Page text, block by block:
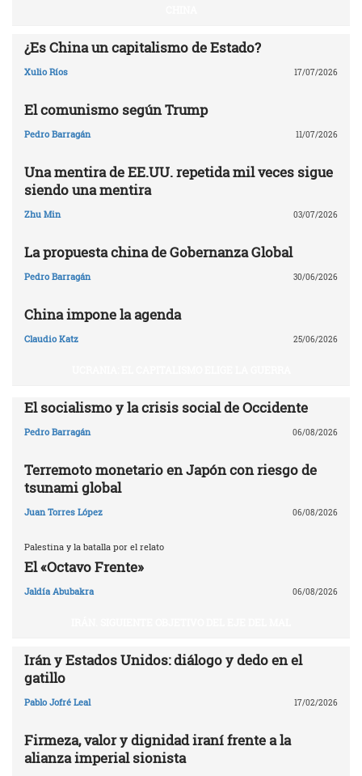
¿Es China un capitalismo de Estado?
Xulio Ríos 17/07/2026
El comunismo según Trump
Pedro Barragán 11/07/2026
Una mentira de EE.UU. repetida mil veces sigue
siendo una mentira
Zhu Min 03/07/2026
La propuesta china de Gobernanza Global
Pedro Barragán 30/06/2026
China impone la agenda
Claudio Katz 25/06/2026
El socialismo y la crisis social de Occidente
Pedro Barragán 06/08/2026
Terremoto monetario en Japón con riesgo de
tsunami global
Juan Torres López 06/08/2026
Palestina y la batalla por el relato
El «Octavo Frente»
Jaldía Abubakra 06/08/2026
Irán y Estados Unidos: diálogo y dedo en el
gatillo
Pablo Jofré Leal 17/02/2026
Firmeza, valor y dignidad iraní frente a la
alianza imperial sionista